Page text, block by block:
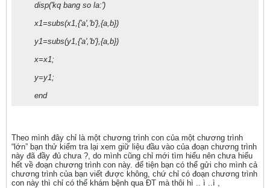
disp('kq bang so la:')
x1=subs(x1,{'a','b'},{a,b})
y1=subs(y1,{'a','b'},{a,b})
x=x1;
y=y1;
end
Theo mình đây chỉ là một chương trình con của một chương trình
“lớn” bạn thử kiểm tra lại xem giữ liệu đầu vào của đoạn chương trình
này đã đầy đủ chưa ?, do mình cũng chỉ mới tìm hiểu nên chưa hiểu
hết về đoạn chương trình con này. để tiện bạn có thể gửi cho mình cả
chương trình của bạn viết được không, chứ chỉ có đoạn chương trình
con này thì chỉ có thể khám bệnh qua ĐT mà thôi hì .. ì ..ì ,